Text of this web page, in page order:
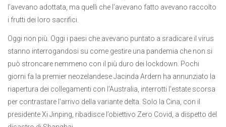
l’avevano adottata, ma quelli che l’avevano fatto avevano raccolto
i frutti dei loro sacrifici.
Oggi non più. Oggi i paesi che avevano puntato a sradicare il virus
stanno interrogandosi su come gestire una pandemia che non si
può stroncare nemmeno con il più duro dei lockdown. Pochi
giorni fa la premier neozelandese Jacinda Ardern ha annunziato la
riapertura dei collegamenti con l’Australia, interrotti l’estate scorsa
per contrastare l’arrivo della variante delta. Solo la Cina, con il
presidente Xi Jinping, ribadisce l’obiettivo Zero Covid, a dispetto del